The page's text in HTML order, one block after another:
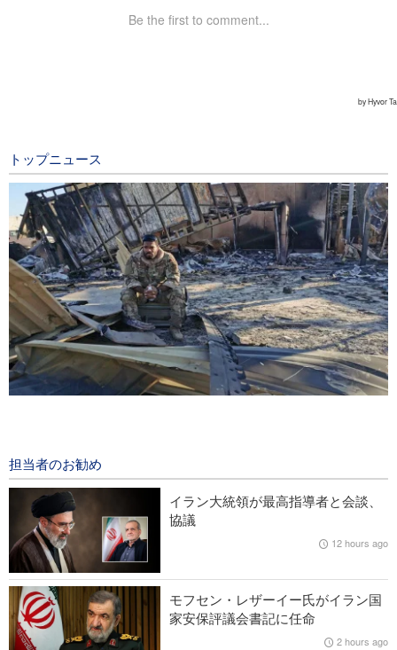
トップニュース
著名な米CBS司会者がトランプ氏の空約束を批判
原油価格が上昇に転じる
レバノン・イスラエル政権間の交渉が暗礁に乗り上げる
エスパー元米国防長官；「イランは戦争で優勢」
担当者のお勧め
イラン大統領が最高指導者と会談、
協議
12 hours ago
モフセン・レザーイー氏がイラン国
家安保評議会書記に任命
2 hours ago